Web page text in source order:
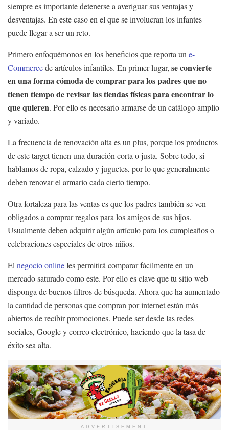
siempre es importante detenerse a averiguar sus ventajas y
desventajas. En este caso en el que se involucran los infantes
puede llegar a ser un reto.
Primero enfoquémonos en los beneficios que reporta un e-
Commercede artículos infantiles. En primer lugar, se convierte
en una forma cómoda de comprar para los padres que no
tienen tiempo de revisar las tiendas físicas para encontrar lo
que quieren. Por ello es necesario armarse de un catálogo amplio
y variado.
La frecuencia de renovación alta es un plus, porque los productos
de este target tienen una duración corta o justa. Sobre todo, si
hablamos de ropa, calzado y juguetes, por lo que generalmente
deben renovar el armario cada cierto tiempo.
Otra fortaleza para las ventas es que los padres también se ven
obligados a comprar regalos para los amigos de sus hijos.
Usualmente deben adquirir algún artículo para los cumpleaños o
celebraciones especiales de otros niños.
El negocio onlineles permitirá comparar fácilmente en un
mercado saturado como este. Por ello es clave que tu sitio web
disponga de buenos filtros de búsqueda. Ahora que ha aumentado
la cantidad de personas que compran por internet están más
abiertos de recibir promociones. Puede ser desde las redes
sociales, Google y correo electrónico, haciendo que la tasa de
éxito sea alta.
ADVERTISEMENT